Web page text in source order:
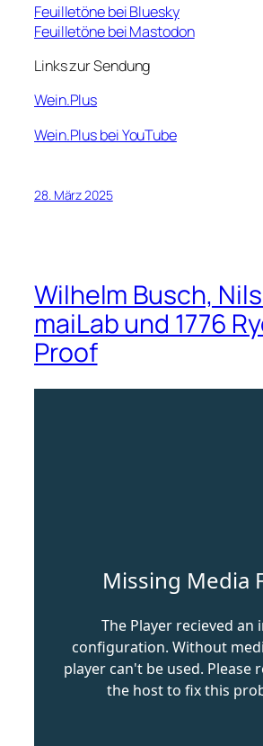
Feuilletöne bei Bluesky
Feuilletöne bei Mastodon
Links zur Sendung
Wein.Plus
Wein.Plus bei YouTube
28. März 2025
Wilhelm Busch,
maiLab und 1776
Proof